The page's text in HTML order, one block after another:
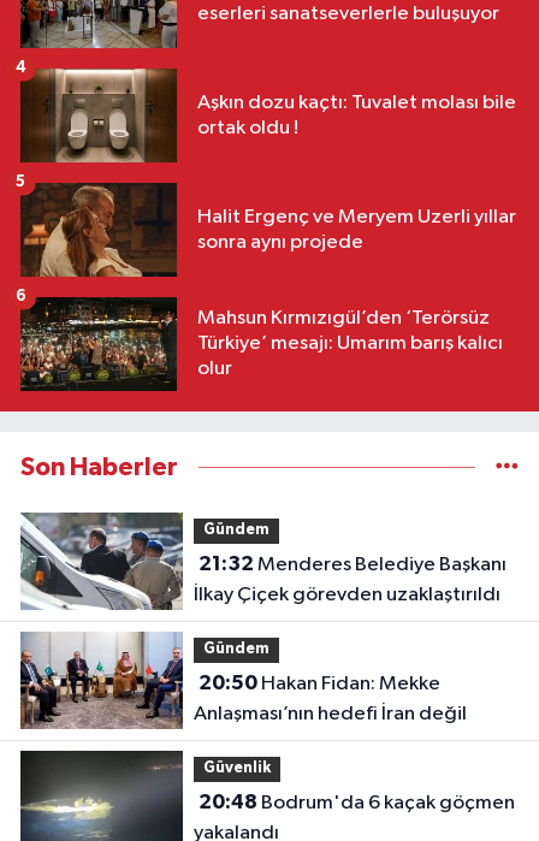
eserleri sanatseverlerle buluşuyor
Aşkın dozu kaçtı: Tuvalet molası bile
ortak oldu !
4
Halit Ergenç ve Meryem Uzerli yıllar
sonra aynı projede
5
Mahsun Kırmızıgül’den ‘Terörsüz
Türkiye’ mesajı: Umarım barış kalıcı
olur
6
Son Haberler
Gündem
21:32
İlkay Çiçek görevden uzaklaştırıldı
Gündem
20:50Hakan Fidan: Mekke
Anlaşması’nın hedefi İran değil
Güvenlik
20:48
yakalandı